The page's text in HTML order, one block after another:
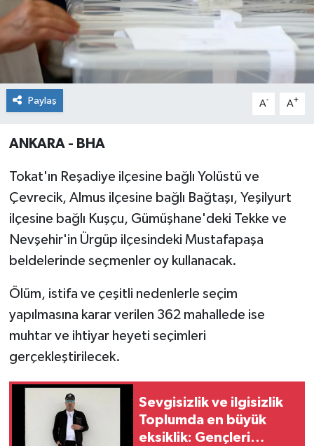
Paylaş A- A+
ANKARA - BHA
Tokat'ın Reşadiye ilçesine bağlı Yolüstü ve
Çevrecik, Almus ilçesine bağlı Bağtaşı, Yeşilyurt
ilçesine bağlı Kuşçu, Gümüşhane'deki Tekke ve
Nevşehir'in Ürgüp ilçesindeki Mustafapaşa
beldelerinde seçmenler oy kullanacak.
Ölüm, istifa ve çeşitli nedenlerle seçim
yapılmasına karar verilen 362 mahallede ise
muhtar ve ihtiyar heyeti seçimleri
gerçekleştirilecek.
Sevgisizlik ve ilgisizlik
Toplumda en büyük
eksiklik: Gençleri